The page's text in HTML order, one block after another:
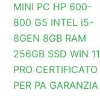
MINI PC HP 600-
800 G5 INTEL i5-
8GEN 8GB RAM
256GB SSD WIN 11
PRO CERTIFICATO
PER PA GARANZIA